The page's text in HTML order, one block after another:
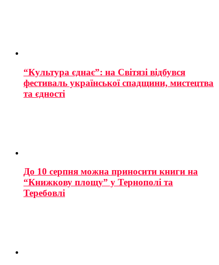
“Культура єднає”: на Світязі відбувся
фестиваль української спадщини, мистецтва
та єдності
До 10 серпня можна приносити книги на
“Книжкову площу” у Тернополі та
Теребовлі